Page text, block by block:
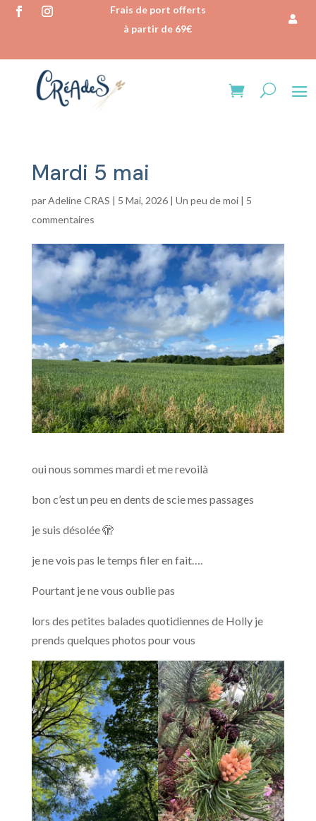
Frais de port offerts
à partir de 69€
Mardi 5 mai
parAdeline CRAS | 5 Mai, 2026| Un peu de moi| 5
commentaires
oui nous sommes mardi et me revoilà
bon c’est un peu en dents de scie mes passages
je suis désolée 🫣
je ne vois pas le temps filer en fait….
Pourtant je ne vous oublie pas
lors des petites balades quotidiennes de Holly je
prends quelques photos pour vous